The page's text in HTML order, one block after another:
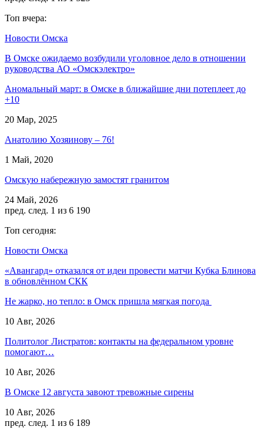
Топ вчера:
Новости Омска
В Омске ожидаемо возбудили уголовное дело в отношении
руководства АО «Омскэлектро»
Аномальный март: в Омске в ближайшие дни потеплеет до
+10
20 Мар, 2025
Анатолию Хозяинову – 76!
1 Май, 2020
Омскую набережную замостят гранитом
24 Май, 2026
пред. след. 1 из 6 190
Топ сегодня:
Новости Омска
«Авангард» отказался от идеи провести матчи Кубка Блинова
в обновлённом СКК
Не жарко, но тепло: в Омск пришла мягкая погода
10 Авг, 2026
Политолог Листратов: контакты на федеральном уровне
помогают…
10 Авг, 2026
В Омске 12 августа завоют тревожные сирены
10 Авг, 2026
пред. след. 1 из 6 189